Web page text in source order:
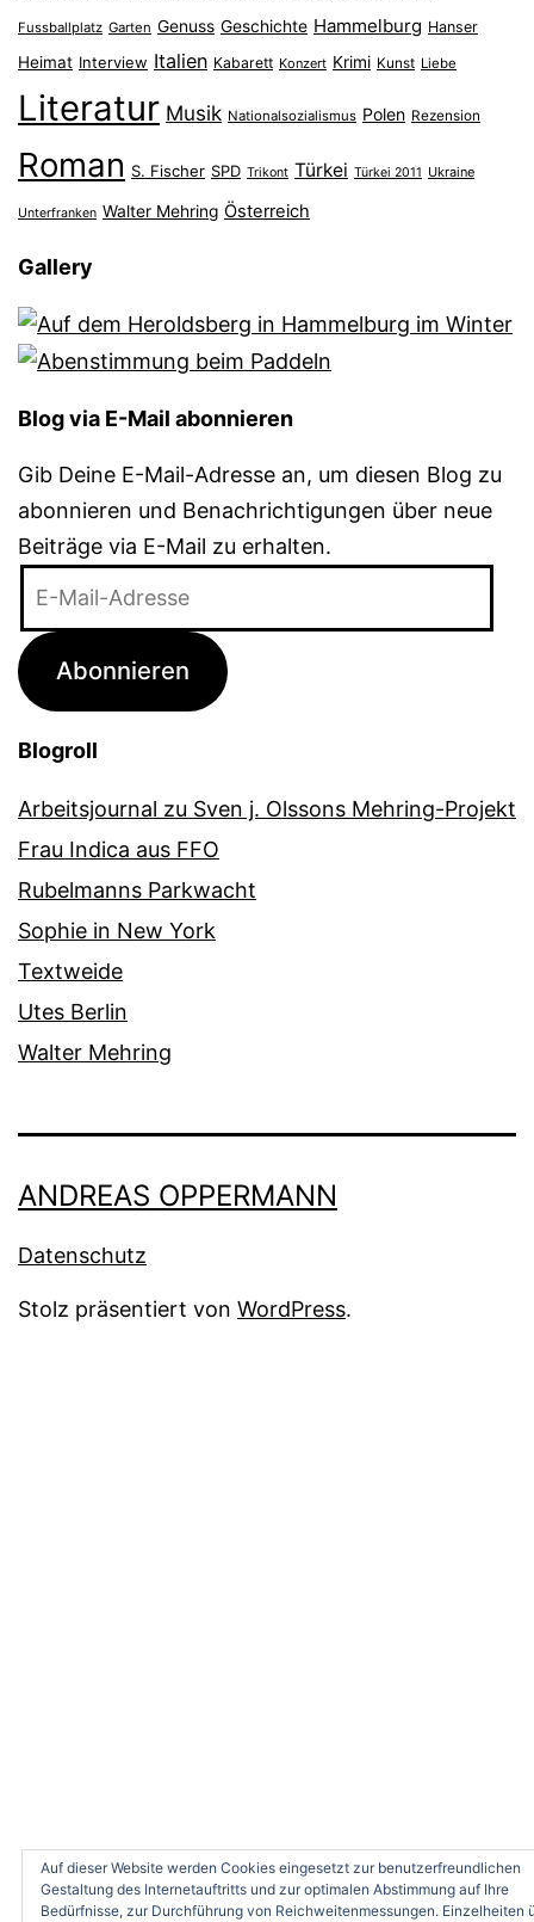
Fussballplatz Garten Genuss Geschichte Hammelburg Hanser
Heimat Interview Italien Kabarett Konzert Krimi Kunst Liebe
Literatur Musik Nationalsozialismus Polen Rezension
Roman S. Fischer SPD Trikont Türkei Türkei 2011 Ukraine
Unterfranken Walter Mehring Österreich
Gallery
Blog via E-Mail abonnieren
Gib Deine E-Mail-Adresse an, um diesen Blog zu
abonnieren und Benachrichtigungen über neue
Beiträge via E-Mail zu erhalten.
Adresse
Abonnieren
Blogroll
Arbeitsjournal zu Sven j. Olssons Mehring-Projekt
Frau Indica aus FFO
Rubelmanns Parkwacht
Sophie in New York
Textweide
Utes Berlin
Walter Mehring
Auf dieser Website werden Cookies eingesetzt zur benutzerfreundlichen
Gestaltung des Internetauftritts und zur optimalen Abstimmung auf Ihre
Bedürfnisse, zur Durchführung von Reichweitenmessungen. Einzelheiten
ANDREAS OPPERMANN
Datenschutz
Stolz präsentiert von WordPress.